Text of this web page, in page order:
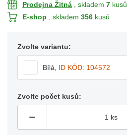
Prodejna Žitná , skladem 7 kusů
E-shop , skladem 356 kusů
Zvolte variantu:
Bílá, ID KÓD: 104572
Zvolte počet kusů: